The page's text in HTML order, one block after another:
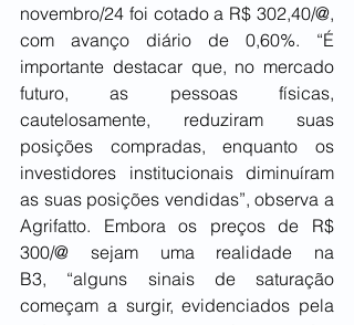
novembro/24 foi cotado a R$ 302,40/@,
com avanço diário de 0,60%. “É
importante destacar que, no mercado
futuro, as pessoas físicas,
cautelosamente, reduziram suas
posições compradas, enquanto os
investidores institucionais diminuíram
as suas posições vendidas”, observa a
Agrifatto. Embora os preços de R$
300/@ sejam uma realidade na
B3, “alguns sinais de saturação
começam a surgir, evidenciados pela